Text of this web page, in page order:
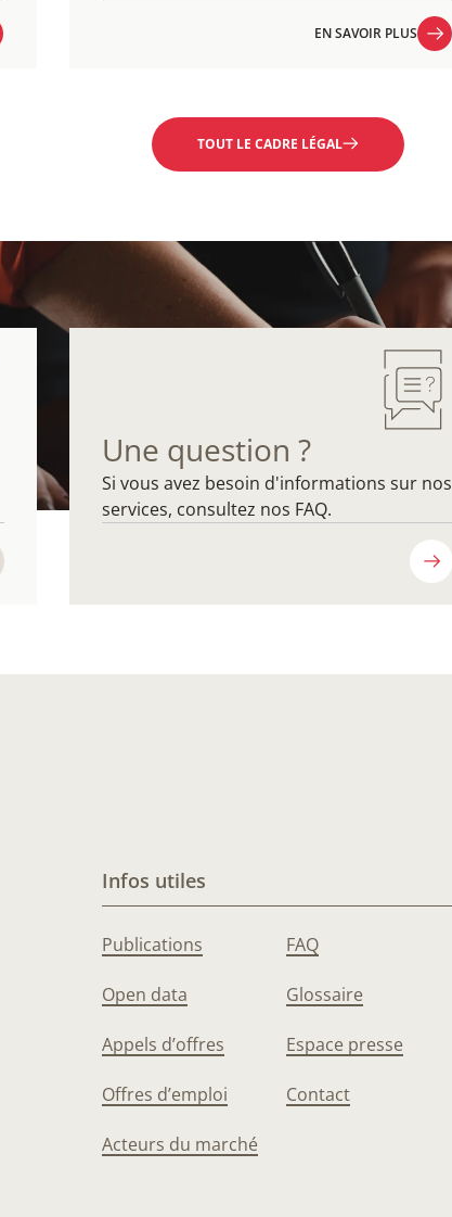
EN SAVOIR PLUS
TOUT LE CADRE LÉGAL
Une question ?
Si vous avez besoin d'informations sur nos
services, consultez nos FAQ.
Infos utiles
Publications
Open data
Appels d’offres
Offres d’emploi
Acteurs du marché
FAQ
Glossaire
Espace presse
Contact